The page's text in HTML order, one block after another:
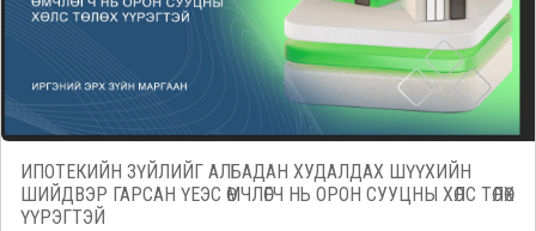
ИПОТЕКИЙН ЗҮЙЛИЙГ АЛБАДАН ХУДАЛДАХ ШҮҮХИЙН
ШИЙДВЭР ГАРСАН ҮЕЭС ӨМЧЛӨГЧ НЬ ОРОН СУУЦНЫ ХӨЛС ТӨЛӨХ
ҮҮРЭГТЭЙ